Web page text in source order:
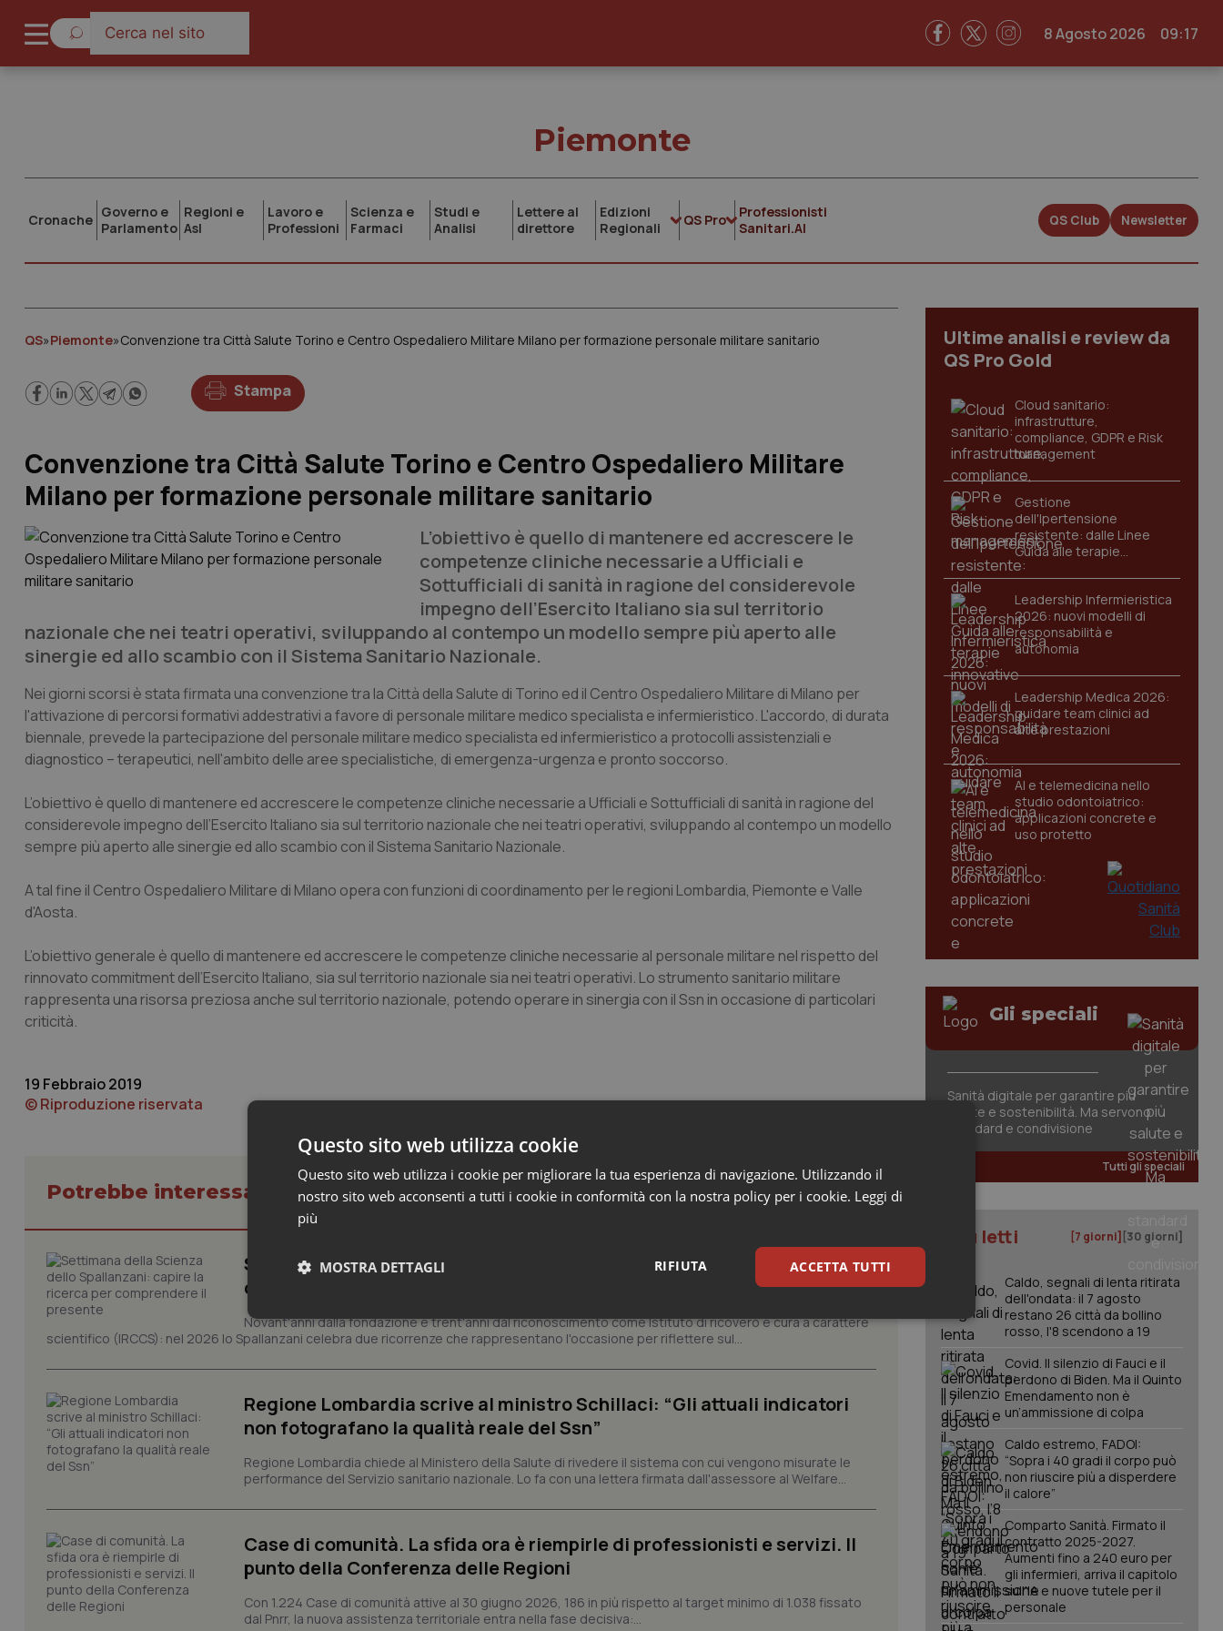
8 Agosto 2026 09:17
Piemonte
Cronache Governo e
Parlamento
Regioni e
Asl
Lavoro e
Professioni
Scienza e
Farmaci
Studi e
Analisi
Lettere al
direttore
Edizioni
Regionali
QS Pro
Professionisti
Sanitari.AI
QS Club Newsletter
QS»Piemonte»Convenzione tra Città Salute Torino e Centro Ospedaliero Militare Milano per formazione personale militare sanitario
Stampa
Convenzione tra Città Salute Torino e Centro Ospedaliero Militare
Milano per formazione personale militare sanitario
L’obiettivo è quello di mantenere ed accrescere le
competenze cliniche necessarie a Ufficiali e
Sottufficiali di sanità in ragione del considerevole
impegno dell’Esercito Italiano sia sul territorio
nazionale che nei teatri operativi, sviluppando al contempo un modello sempre più aperto alle
sinergie ed allo scambio con il Sistema Sanitario Nazionale.
Nei giorni scorsi è stata firmata una convenzione tra la Città della Salute di Torino ed il Centro Ospedaliero Militare di Milano per
l'attivazione di percorsi formativi addestrativi a favore di personale militare medico specialista e infermieristico. L'accordo, di durata
biennale, prevede la partecipazione del personale militare medico specialista ed infermieristico a protocolli assistenziali e
diagnostico – terapeutici, nell'ambito delle aree specialistiche, di emergenza-urgenza e pronto soccorso.
L’obiettivo è quello di mantenere ed accrescere le competenze cliniche necessarie a Ufficiali e Sottufficiali di sanità in ragione del
considerevole impegno dell’Esercito Italiano sia sul territorio nazionale che nei teatri operativi, sviluppando al contempo un modello
sempre più aperto alle sinergie ed allo scambio con il Sistema Sanitario Nazionale.
A tal fine il Centro Ospedaliero Militare di Milano opera con funzioni di coordinamento per le regioni Lombardia, Piemonte e Valle
d'Aosta.
L’obiettivo generale è quello di mantenere ed accrescere le competenze cliniche necessarie al personale militare nel rispetto del
rinnovato commitment dell’Esercito Italiano, sia sul territorio nazionale sia nei teatri operativi. Lo strumento sanitario militare
rappresenta una risorsa preziosa anche sul territorio nazionale, potendo operare in sinergia con il Ssn in occasione di particolari
criticità.
19 Febbraio 2019
© Riproduzione riservata
Potrebbe interessarti in Piemonte
Settimana della Scienza dello Spallanzani: capire la ricerca per
comprendere il presente
Novant'anni dalla fondazione e trent'anni dal riconoscimento come Istituto di ricovero e cura a carattere
scientifico (IRCCS): nel 2026 lo Spallanzani celebra due ricorrenze che rappresentano l'occasione per riflettere sul...
Regione Lombardia scrive al ministro Schillaci: “Gli attuali indicatori
non fotografano la qualità reale del Ssn”
Regione Lombardia chiede al Ministero della Salute di rivedere il sistema con cui vengono misurate le
performance del Servizio sanitario nazionale. Lo fa con una lettera firmata dall'assessore al Welfare...
Case di comunità. La sfida ora è riempirle di professionisti e servizi. Il
punto della Conferenza delle Regioni
Con 1.224 Case di comunità attive al 30 giugno 2026, 186 in più rispetto al target minimo di 1.038 fissato
dal Pnrr, la nuova assistenza territoriale entra nella fase decisiva:...
Ultime analisi e review da
QS Pro Gold
Cloud sanitario:
infrastrutture,
compliance, GDPR e Risk
management
Gestione
dell'Ipertensione
resistente: dalle Linee
Guida alle terapie
innovative
Leadership Infermieristica
2026: nuovi modelli di
responsabilità e
autonomia
Leadership Medica 2026:
guidare team clinici ad
alte prestazioni
AI e telemedicina nello
studio odontoiatrico:
applicazioni concrete e
uso protetto
Gli speciali
Sanità digitale per garantire più
salute e sostenibilità. Ma servono
standard e condivisione
Tutti gli speciali
I più letti [7 giorni] [30 giorni]
Caldo, segnali di lenta ritirata
dell'ondata: il 7 agosto
restano 26 città da bollino
rosso, l'8 scendono a 19
Covid. Il silenzio di Fauci e il
perdono di Biden. Ma il Quinto
Emendamento non è
un’ammissione di colpa
Caldo estremo, FADOI:
“Sopra i 40 gradi il corpo può
non riuscire più a disperdere
il calore”
Comparto Sanità. Firmato il
contratto 2025-2027.
Aumenti fino a 240 euro per
gli infermieri, arriva il capitolo
sull'IA e nuove tutele per il
personale
Questo sito web utilizza cookie
Questo sito web utilizza i cookie per migliorare la tua esperienza di navigazione. Utilizzando il
nostro sito web acconsenti a tutti i cookie in conformità con la nostra policy per i cookie. Leggi di
più
ACCETTA TUTTI
RIFIUTA
MOSTRA DETTAGLI
Necessari Statistici Marketing
I cookie necessari contribuiscono a rendere fruibile il sito web abilitandone funzionalità di base quali la navigazione sulle pagine
VISITOR_PRIVACY_METADATA
YouTube
.youtube.com
5 mesi 4
Questo cookie viene utilizzato per memorizzare le
impostazioni sulla privacy, garantendo che le loro